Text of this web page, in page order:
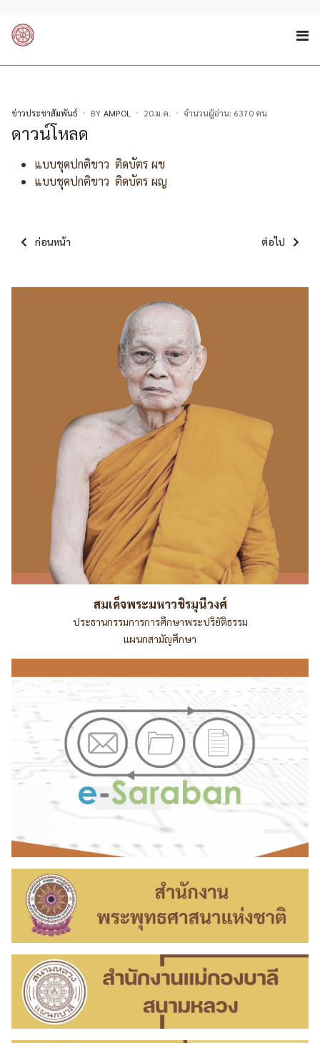
ข่าวประชาสัมพันธ์ BY AMPOL 20.ม.ค. จำนวนผู้อ่าน: 6370 คน
ดาวน์โหลด
แบบชุดปกติขาว ติดบัตร ผช
แบบชุดปกติขาว ติดบัตร ผญ
เนื้อหาก่อนหน้า: พิธีถวายสักการะ พระศรีศากยะทศพลญาณ ประธานพุท
ก่อนหน้า เนื้อหาถัดไป:
ต่อไป
สมเด็จพระมหาวชิรมุนีวงศ์
ประธานกรรมการการศึกษาพระปริยัติธรรม
แผนกสามัญศึกษา